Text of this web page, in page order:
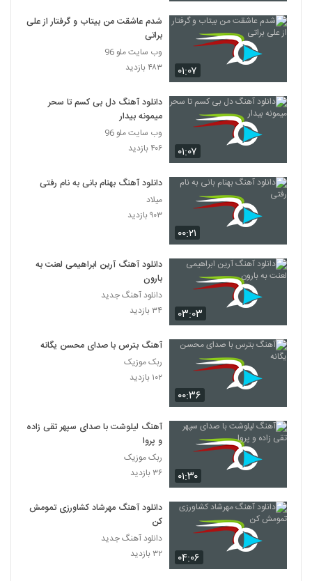
۰۱:۰۷
شدم عاشقت من بیتاب و گرفتار از علی
براتی
وب سایت ملو 96
۴۸۳ بازدید
۰۱:۰۷
دانلود آهنگ دل بی کسم تا سحر
میمونه بیدار
وب سایت ملو 96
۴۰۶ بازدید
۰۰:۲۱
دانلود آهنگ بهنام بانی به نام رفتی
میلاد
۹۰۳ بازدید
۰۳:۰۳
دانلود آهنگ آرین ابراهیمی لعنت به
بارون
دانلود آهنگ جدید
۳۴ بازدید
۰۰:۳۶
آهنگ بترس با صدای محسن یگانه
ربک موزیک
۱۰۲ بازدید
۰۱:۳۰
آهنگ لیلوشت با صدای سپهر تقی زاده
و پروا
ربک موزیک
۳۶ بازدید
۰۴:۰۶
دانلود آهنگ مهرشاد کشاورزی تمومش
کن
دانلود آهنگ جدید
۳۲ بازدید